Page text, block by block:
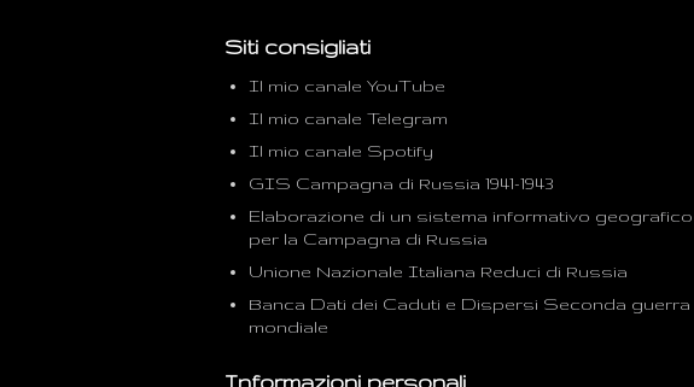
Siti consigliati
Il mio canale YouTube
Il mio canale Telegram
Il mio canale Spotify
GIS Campagna di Russia 1941-1943
Elaborazione di un sistema informativo geografico
per la Campagna di Russia
Unione Nazionale Italiana Reduci di Russia
Banca Dati dei Caduti e Dispersi Seconda guerra
mondiale
Informazioni personali